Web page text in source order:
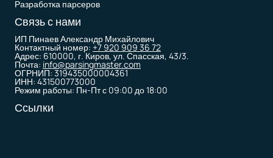
Разработка парсеров
Связь с нами
ИП Пинаев Александр Михайлович
Контактный номер: +7 920 909 36 72
Адрес: 610000, г. Киров, ул. Спасская, 43/3.
Почта: info@parsingmaster.com
ОГРНИП: 319435000004361
ИНН: 431500773000
Режим работы: Пн-Пт с 09:00 до 18:00
Ссылки